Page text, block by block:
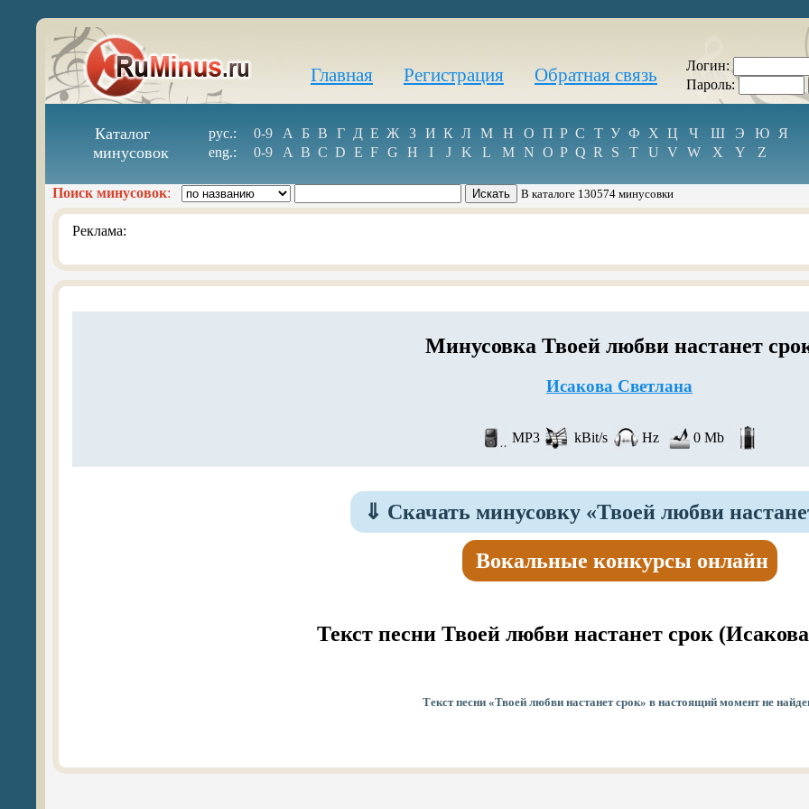
Главная Регистрация Обратная связь
Логин:
Пароль:
Каталог
минусовок
рус.: 0-9 А Б В Г Д Е Ж З И К Л М Н О П Р С Т У Ф Х Ц Ч Ш Э Ю Я
eng.:
0-9 A B C D E F G H I J K L M N O P Q R S T U V W X Y Z
Поиск минусовок: В каталоге 130574 минусовки
Реклама:
Минусовка Твоей любви настанет
Исакова Светлана
MP3 kBit/s Hz 0 Mb
⇓ Скачать минусовку «Твоей любви
Вокальные конкурсы онлайн
Текст песни Твоей любви настанет срок
Текст песни «Твоей любви настанет срок» в настоящий момент не